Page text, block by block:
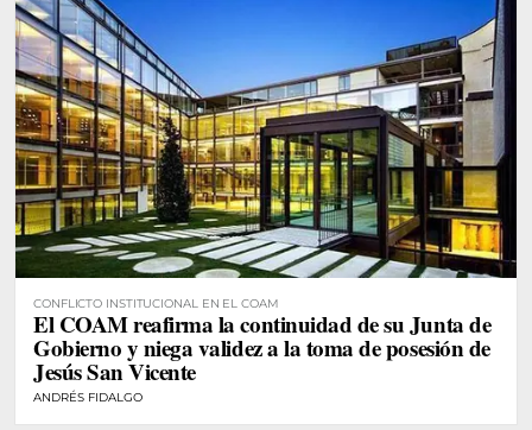
CONFLICTO INSTITUCIONAL EN EL COAM
El COAM reafirma la continuidad de su Junta de
Gobierno y niega validez a la toma de posesión de
Jesús San Vicente
ANDRÉS FIDALGO